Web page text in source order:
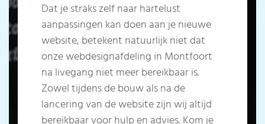
Dat je straks zelf naar hartelust
aanpassingen kan doen aan je nieuwe
website, betekent natuurlijk niet dat
onze webdesignafdeling in Montfoort
na livegang niet meer bereikbaar is.
Zowel tijdens de bouw als na de
lancering van de website zijn wij altijd